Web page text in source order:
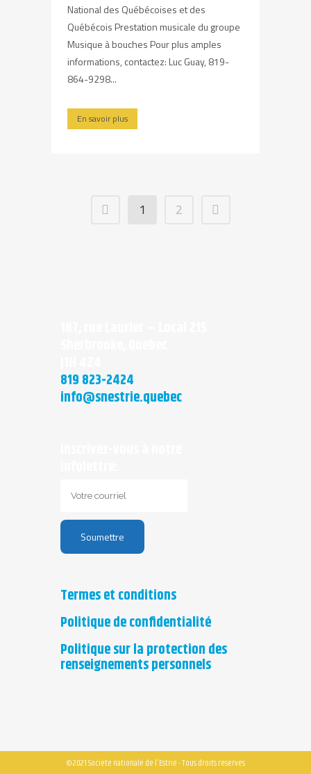
National des Québécoises et des
Québécois Prestation musicale du groupe
Musique à bouches Pour plus amples
informations, contactez: Luc Guay, 819-
864-9298...
En savoir plus
1 2
819 823-2424
info@snestrie.quebec
Termes et conditions
Politique de confidentialité
Politique sur la protection des
renseignements personnels
© 2021 Société nationale de l'Estrie - Tous droits réservés